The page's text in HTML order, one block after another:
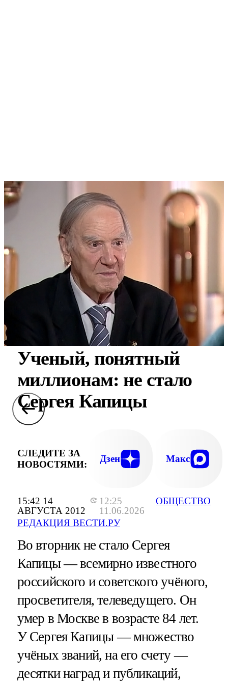
15:42 14
АВГУСТА 2012
12:25
11.06.2026
РЕДАКЦИЯ ВЕСТИ.РУ
ОБЩЕСТВО
Ученый, понятный
миллионам: не стало
Сергея Капицы
СЛЕДИТЕ ЗА
НОВОСТЯМИ:
Дзен Макс
Во вторник не стало Сергея
Капицы — всемирно известного
российского и советского учёного,
просветителя, телеведущего. Он
умер в Москве в возрасте 84 лет.
У Сергея Капицы — множество
учёных званий, на его счету —
десятки наград и публикаций,